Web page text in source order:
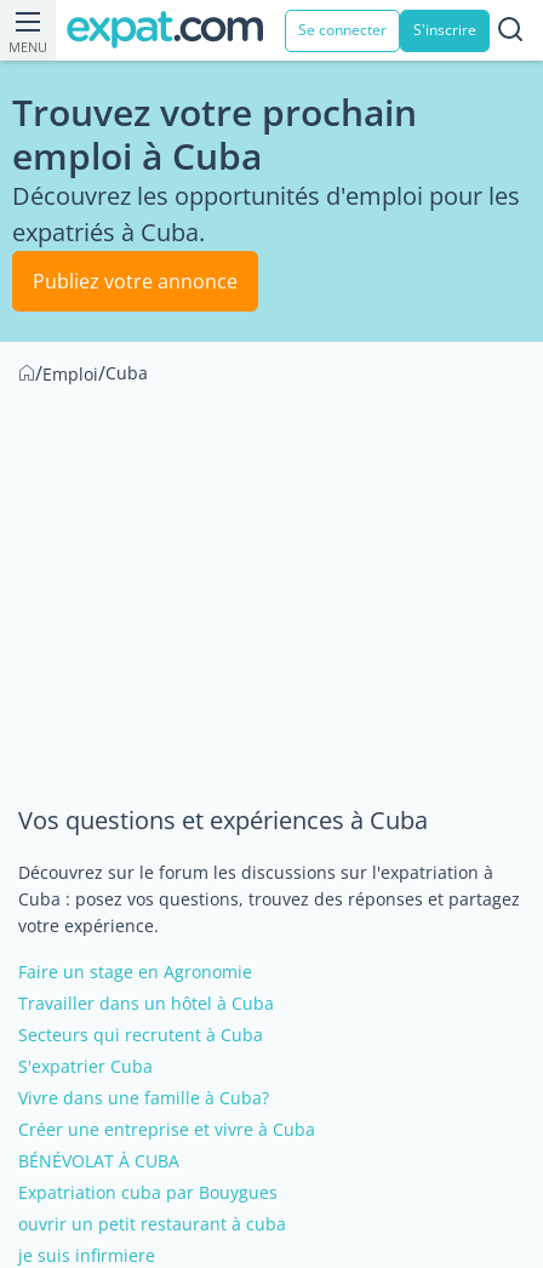
MENU
Se connecter S'inscrire
Trouvez votre prochain
emploi à Cuba
Découvrez les opportunités d'emploi pour les
expatriés à Cuba.
Publiez votre annonce
/Emploi/Cuba
Vos questions et expériences à Cuba
Découvrez sur le forum les discussions sur l'expatriation à
Cuba : posez vos questions, trouvez des réponses et partagez
votre expérience.
Faire un stage en Agronomie
Travailler dans un hôtel à Cuba
Secteurs qui recrutent à Cuba
S'expatrier Cuba
Vivre dans une famille à Cuba?
Créer une entreprise et vivre à Cuba
BÉNÉVOLAT À CUBA
Expatriation cuba par Bouygues
ouvrir un petit restaurant à cuba
je suis infirmiere